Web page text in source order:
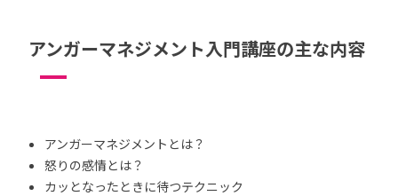
アンガーマネジメント入門講座の主な内容
アンガーマネジメントとは？
怒りの感情とは？
カッとなったときに待つテクニック